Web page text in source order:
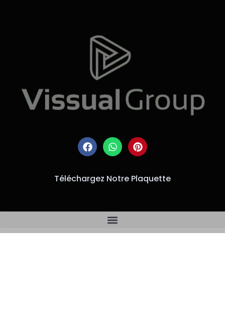
Téléchargez Notre Plaquette